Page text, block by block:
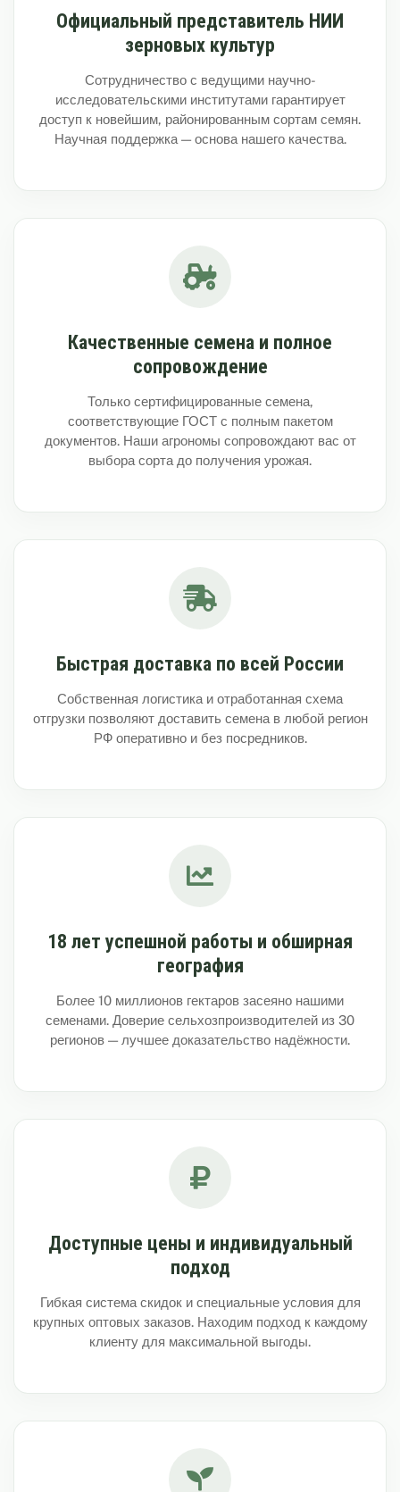
Официальный представитель НИИ
зерновых культур
Сотрудничество с ведущими научно-
исследовательскими институтами гарантирует
доступ к новейшим, районированным сортам семян.
Научная поддержка — основа нашего качества.
Качественные семена и полное
сопровождение
Только сертифицированные семена,
соответствующие ГОСТ с полным пакетом
документов. Наши агрономы сопровождают вас от
выбора сорта до получения урожая.
Быстрая доставка по всей России
Собственная логистика и отработанная схема
отгрузки позволяют доставить семена в любой регион
РФ оперативно и без посредников.
18 лет успешной работы и обширная
география
Более 10 миллионов гектаров засеяно нашими
семенами. Доверие сельхозпроизводителей из 30
регионов — лучшее доказательство надёжности.
Доступные цены и индивидуальный
подход
Гибкая система скидок и специальные условия для
крупных оптовых заказов. Находим подход к каждому
клиенту для максимальной выгоды.